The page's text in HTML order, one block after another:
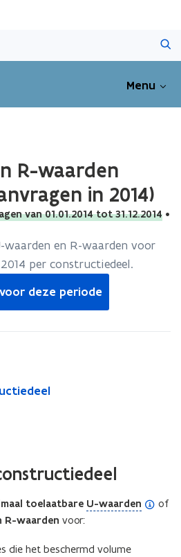
Menu
R-waarden
in 2014)
van 01.01.2014 tot 31.12.2014 •
waarden en R-waarden voor
per constructiedeel.
deze periode
toelaatbare U-waarden
(
e
of
R-waarden voor:
die het beschermd volume